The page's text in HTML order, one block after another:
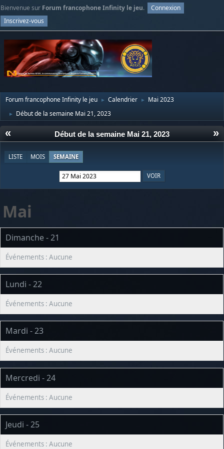
Bienvenue sur Forum francophone Infinity le jeu.
Connexion
Inscrivez-vous
Forum francophone Infinity le jeu ► Calendrier ► Mai 2023
► Début de la semaine Mai 21, 2023
« »
Début de la semaine Mai 21, 2023
LISTE MOIS SEMAINE
Mai
Dimanche - 21
Lundi - 22
Mardi - 23
Mercredi - 24
Jeudi - 25